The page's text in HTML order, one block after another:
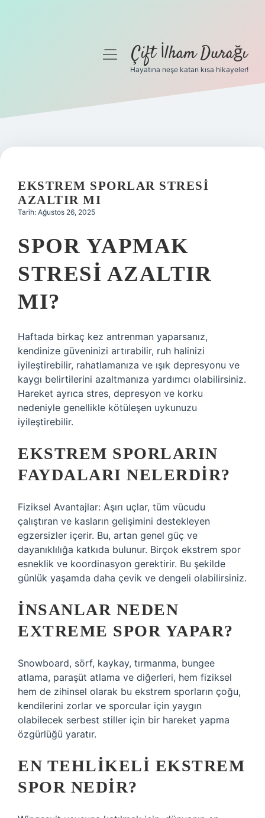
Gizlilik Politikası
Yasal Uyarı
menüyüÇift İlham Durağı
Hayatına neşe katan kısa hikayeler!
EKSTREM SPORLAR STRESI
AZALTIR MI
Tarih: Ağustos 26, 2025
SPOR YAPMAK
STRESI AZALTIR
MI?
Haftada birkaç kez antrenman yaparsanız,
kendinize güveninizi artırabilir, ruh halinizi
iyileştirebilir, rahatlamanıza ve ışık depresyonu ve
kaygı belirtilerini azaltmanıza yardımcı olabilirsiniz.
Hareket ayrıca stres, depresyon ve korku
nedeniyle genellikle kötüleşen uykunuzu
iyileştirebilir.
EKSTREM SPORLARIN
FAYDALARI NELERDIR?
Fiziksel Avantajlar: Aşırı uçlar, tüm vücudu
çalıştıran ve kasların gelişimini destekleyen
egzersizler içerir. Bu, artan genel güç ve
dayanıklılığa katkıda bulunur. Birçok ekstrem spor
esneklik ve koordinasyon gerektirir. Bu şekilde
günlük yaşamda daha çevik ve dengeli olabilirsiniz.
İNSANLAR NEDEN
EXTREME SPOR YAPAR?
Snowboard, sörf, kaykay, tırmanma, bungee
atlama, paraşüt atlama ve diğerleri, hem fiziksel
hem de zihinsel olarak bu ekstrem sporların çoğu,
kendilerini zorlar ve sporcular için yaygın
olabilecek serbest stiller için bir hareket yapma
özgürlüğü yaratır.
EN TEHLIKELI EKSTREM
SPOR NEDIR?